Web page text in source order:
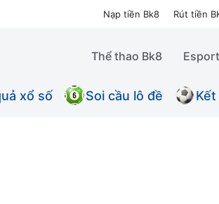
Nạp tiền Bk8 Rút tiền
Thể thao Bk8
xổ số Soi cầu lô đề